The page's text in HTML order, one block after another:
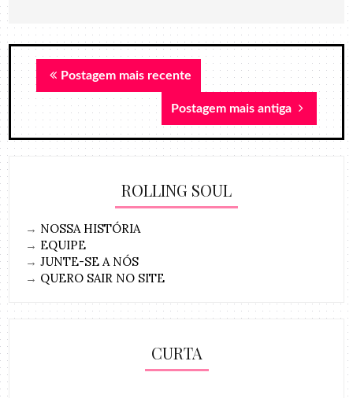
Postagem mais recente
Postagem mais antiga
ROLLING SOUL
→ NOSSA HISTÓRIA
→ EQUIPE
→JUNTE-SE A NÓS
→ QUERO SAIR NO SITE
CURTA